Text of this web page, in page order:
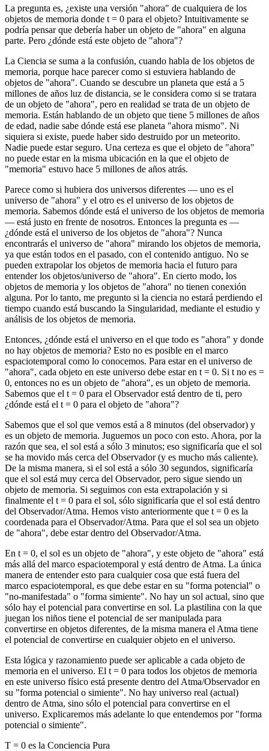
La pregunta es, ¿existe una versión "ahora" de cualquiera de los
objetos de memoria donde t = 0 para el objeto? Intuitivamente se
podría pensar que debería haber un objeto de "ahora" en alguna
parte. Pero ¿dónde está este objeto de "ahora"?
La Ciencia se suma a la confusión, cuando habla de los objetos de
memoria, porque hace parecer como si estuviera hablando de
objetos de "ahora". Cuando se descubre un planeta que está a 5
millones de años luz de distancia, se le considera como si se tratara
de un objeto de "ahora", pero en realidad se trata de un objeto de
memoria. Están hablando de un objeto que tiene 5 millones de años
de edad, nadie sabe dónde está ese planeta "ahora mismo". Ni
siquiera si existe, puede haber sido destruido por un meteorito.
Nadie puede estar seguro. Una certeza es que el objeto de "ahora"
no puede estar en la misma ubicación en la que el objeto de
"memoria" estuvo hace 5 millones de años atrás.
Parece como si hubiera dos universos diferentes ― uno es el
universo de "ahora" y el otro es el universo de los objetos de
memoria. Sabemos dónde está el universo de los objetos de memoria
― está justo en frente de nosotros. Entonces la pregunta es ―
¿dónde está el universo de los objetos de "ahora"? Nunca
encontrarás el universo de "ahora" mirando los objetos de memoria,
ya que están todos en el pasado, con el contenido antiguo. No se
pueden extrapolar los objetos de memoria hacia el futuro para
entender los objetos/universo de "ahora". En cierto modo, los
objetos de memoria y los objetos de "ahora" no tienen conexión
alguna. Por lo tanto, me pregunto si la ciencia no estará perdiendo el
tiempo cuando está buscando la Singularidad, mediante el estudio y
análisis de los objetos de memoria.
Entonces, ¿dónde está el universo en el que todo es "ahora" y donde
no hay objetos de memoria? Esto no es posible en el marco
espaciotemporal como lo conocemos. Para estar en el universo de
"ahora", cada objeto en este universo debe estar en t = 0. Si t no es =
0, entonces no es un objeto de "ahora", es un objeto de memoria.
Sabemos que el t = 0 para el Observador está dentro de ti, pero
¿dónde está el t = 0 para el objeto de "ahora"?
Sabemos que el sol que vemos está a 8 minutos (del observador) y
es un objeto de memoria. Juguemos un poco con esto. Ahora, por la
razón que sea, el sol está a sólo 3 minutos; eso significaría que el sol
se ha movido más cerca del Observador (y es mucho más caliente).
De la misma manera, si el sol está a sólo 30 segundos, significaría
que el sol está muy cerca del Observador, pero sigue siendo un
objeto de memoria. Si seguimos con esta extrapolación y si
finalmente el t = 0 para el sol, sólo significaría que el sol está dentro
del Observador/Atma. Hemos visto anteriormente que t = 0 es la
coordenada para el Observador/Atma. Para que el sol sea un objeto
de "ahora", debe estar dentro del Observador/Atma.
En t = 0, el sol es un objeto de "ahora", y este objeto de "ahora" está
más allá del marco espaciotemporal y está dentro de Atma. La única
manera de entender esto para cualquier cosa que está fuera del
marco espaciotemporal, es que debe estar en su "forma potencial" o
"no-manifestada" o "forma simiente". No hay un sol actual, sino que
sólo hay el potencial para convertirse en sol. La plastilina con la que
juegan los niños tiene el potencial de ser manipulada para
convertirse en objetos diferentes, de la misma manera el Atma tiene
el potencial de convertirse en cualquier objeto en el universo.
Esta lógica y razonamiento puede ser aplicable a cada objeto de
memoria en el universo. El t = 0 para todos los objetos de memoria
en este universo físico está presente dentro del Atma/Observador en
su "forma potencial o simiente". No hay universo real (actual)
dentro de Atma, sino sólo el potencial para convertirse en el
universo. Explicaremos más adelante lo que entendemos por "forma
potencial o simiente".
T = 0 es la Conciencia Pura